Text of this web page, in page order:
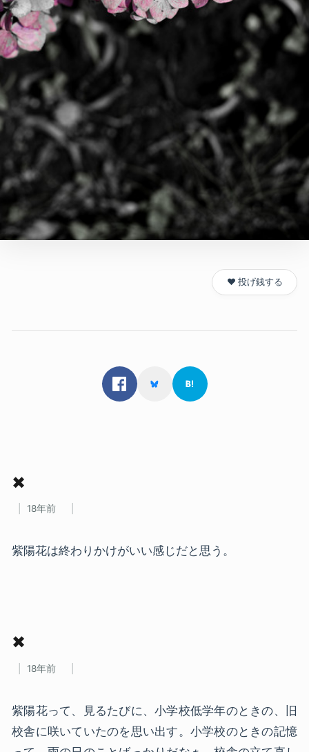
❤️ 投げ銭する
✖
18年前
紫陽花は終わりかけがいい感じだと思う。
✖
18年前
紫陽花って、見るたびに、小学校低学年のときの、旧
校舎に咲いていたのを思い出す。小学校のときの記憶